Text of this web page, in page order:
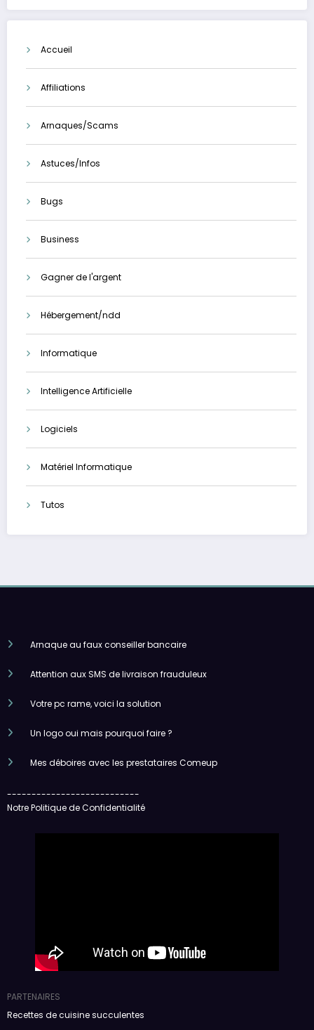
Accueil
Affiliations
Arnaques/Scams
Astuces/Infos
Bugs
Business
Gagner de l'argent
Hébergement/ndd
Informatique
Intelligence Artificielle
Logiciels
Matériel Informatique
Tutos
Arnaque au faux conseiller bancaire
Attention aux SMS de livraison frauduleux
Votre pc rame, voici la solution
Un logo oui mais pourquoi faire ?
Mes déboires avec les prestataires Comeup
---------------------------
Notre Politique de Confidentialité
PARTENAIRES
Recettes de cuisine succulentes